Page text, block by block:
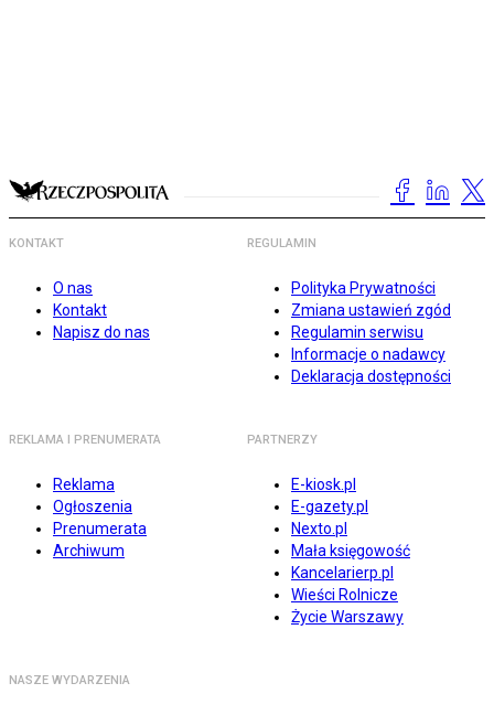
KONTAKT
O nas
Kontakt
Napisz do nas
REGULAMIN
Polityka Prywatności
Zmiana ustawień zgód
Regulamin serwisu
Informacje o nadawcy
Deklaracja dostępności
REKLAMA I PRENUMERATA
Reklama
Ogłoszenia
Prenumerata
Archiwum
PARTNERZY
E-kiosk.pl
E-gazety.pl
Nexto.pl
Mała księgowość
Kancelarierp.pl
Wieści Rolnicze
Życie Warszawy
NASZE WYDARZENIA